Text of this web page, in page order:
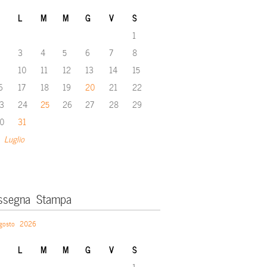
L M M G V S
Luglio
1
3 4 5 6 7
8
10 11 12 13 14
15
17 18 19 20 21
22
24 25 26 27 28
29
31
Stampa
2026
L M M G V S